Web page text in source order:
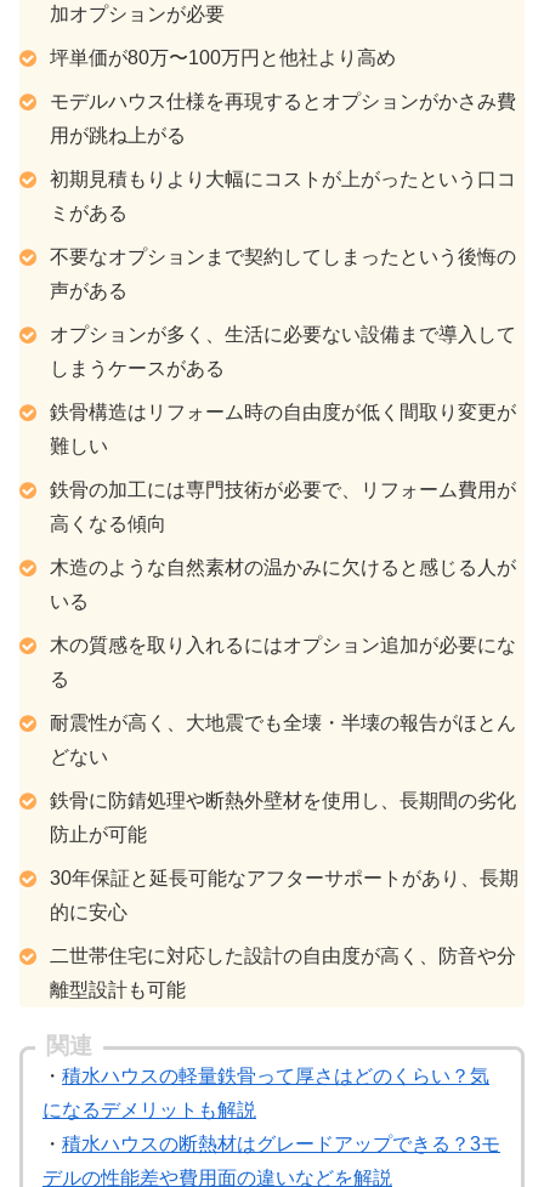
加オプションが必要
坪単価が80万〜100万円と他社より高め
モデルハウス仕様を再現するとオプションがかさみ費
用が跳ね上がる
初期見積もりより大幅にコストが上がったという口コ
ミがある
不要なオプションまで契約してしまったという後悔の
声がある
オプションが多く、生活に必要ない設備まで導入して
しまうケースがある
鉄骨構造はリフォーム時の自由度が低く間取り変更が
難しい
鉄骨の加工には専門技術が必要で、リフォーム費用が
高くなる傾向
木造のような自然素材の温かみに欠けると感じる人が
いる
木の質感を取り入れるにはオプション追加が必要にな
る
耐震性が高く、大地震でも全壊・半壊の報告がほとん
どない
鉄骨に防錆処理や断熱外壁材を使用し、長期間の劣化
防止が可能
30年保証と延長可能なアフターサポートがあり、長期
的に安心
二世帯住宅に対応した設計の自由度が高く、防音や分
離型設計も可能
関連
・ 積水ハウスの軽量鉄骨って厚さはどのくらい？気
になるデメリットも解説
・ 積水ハウスの断熱材はグレードアップできる？3モ
デルの性能差や費用面の違いなどを解説